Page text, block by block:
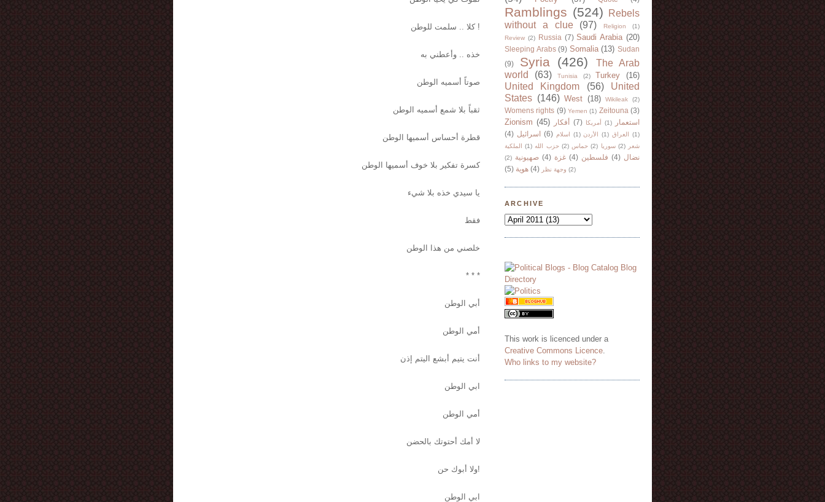
كلا .. سلمت للوطن !
خذه .. وأعطني به
صوتاً أسميه الوطن
ثقباً بلا شمع أسميه الوطن
قطرة أحساس أسميها الوطن
كسرة تفكير بلا خوف أسميها الوطن
يا سيدي خذه بلا شيء
فقط
خلصني من هذا الوطن
* * *
أبي الوطن
أمي الوطن
أنت يتيم أبشع اليتم إذن
ابي الوطن
أمي الوطن
لا أمك أحتوتك بالحضن
ولا أبوك حن!
ابي الوطن
Ramblings (524)
Rebels
without a clue
(97) Religion
(1)
Review (2) Russia (7) Saudi Arabia (20)
Sleeping Arabs (9) Somalia (13) Sudan
(9)
Syria (426)
The Arab
world
(63) Tunisia (2) Turkey (16)
United Kingdom (56)
United
States (146) West (18) Wikileak (2)
Womens rights (9) Yemen (1) Zeitouna (3)
Zionism (45) أفكار (7) أمريكا (1)
استعمار
(4) اسرائيل (6) اسلام (1) الأردن (1) العراق
(1)
الملكية
(1) حزب الله (2) حماس (2) سوريا (2)
شعر
(2) صهيونية (4) غزة (4) فلسطين (4) نضال
(5) هوية (4) وجهة نظر (2)
ARCHIVE
This work is licenced under a
Creative Commons Licence
Who links to my website?